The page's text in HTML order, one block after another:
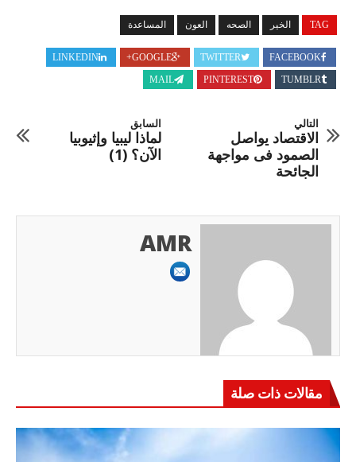
TAG الخير الصحه العون المساعدة
FACEBOOK
TWITTER
GOOGLE+
LINKEDIN
TUMBLR
PINTEREST
MAIL
السابق
لماذا ليبيا وإثيوبيا
الآن؟ (1)
التالي
الاقتصاد يواصل
الصمود فى مواجهة
الجائحة
AMR
مقالات ذات صلة